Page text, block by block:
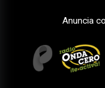
Anuncia